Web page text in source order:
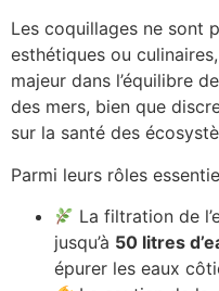
Les coquillages ne sont
esthétiques ou
majeur dans l’équilibre
des mers, bien que
sur la santé des
Parmi leurs rôles
La filtration de
jusqu’à 50 litres
épurer les eaux